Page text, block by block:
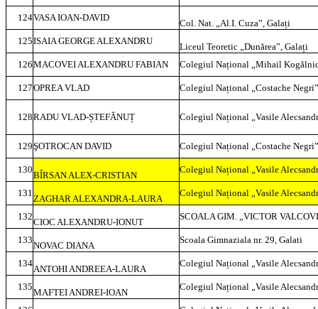
124VASA IOAN-DAVID
Col. Nat. „Al.I. Cuza”, Galați
125ISAIA GEORGE ALEXANDRU
Liceul Teoretic „Dunărea”, Galați
126MACOVEI ALEXANDRU FABIAN Colegiul Național „Mihail
127OPREA VLAD Colegiul Național „Costache
128RADU VLAD-ȘTEFĂNUȚ Colegiul Național „Vasile
129ŞOTROCAN DAVID Colegiul Național „Costache
130
BÎRSAN ALEX-CRISTIAN
Colegiul Național „Vasile
131
ZAGHAR ALEXANDRA-LAURA
Colegiul Național „Vasile
132
CIOC ALEXANDRU-IONUT
SCOALA GIM. „VICTOR
133
NOVAC DIANA
Scoala Gimnaziala nr. 29, Galati
134
ANTOHI ANDREEA-LAURA
Colegiul Național „Vasile
135
MAFTEI ANDREI-IOAN
Colegiul Național „Vasile